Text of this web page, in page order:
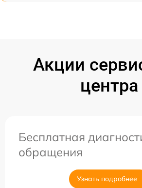
Акции
центра
Бесплатная
обращения
Узнать подробнее